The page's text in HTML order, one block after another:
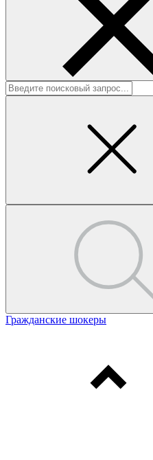
Гражданские шокеры